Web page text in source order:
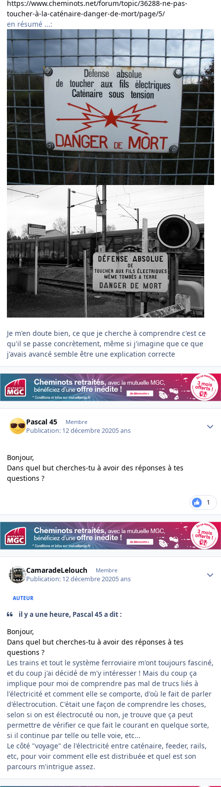
https://www.cheminots.net/forum/topic/36288-ne-pas-
toucher-à-la-caténaire-danger-de-mort/page/5/
en résumé ...:
Je m'en doute bien, ce que je cherche à comprendre c'est ce
qu'il se passe concrètement, même si j'imagine que ce que
j'avais avancé semble être une explication correcte
Pascal 45 Membre
Publication: 12 décembre 20205 ans
Bonjour,
Dans quel but cherches-tu à avoir des réponses à tes
questions ?
1
CamaradeLelouch Membre
Publication: 12 décembre 20205 ans
AUTEUR
il y a une heure, Pascal 45 a dit :
Bonjour,
Dans quel but cherches-tu à avoir des réponses à tes
questions ?
Les trains et tout le système ferroviaire m'ont toujours fasciné,
et du coup j'ai décidé de m'y intéresser ! Mais du coup ça
implique pour moi de comprendre pas mal de trucs liés à
l'électricité et comment elle se comporte, d'où le fait de parler
d'électrocution. C'était une façon de comprendre les choses,
selon si on est électrocuté ou non, je trouve que ça peut
permettre de vérifier ce que fait le courant en quelque sorte,
si il continue par telle ou telle voie, etc...
Le côté "voyage" de l'électricité entre caténaire, feeder, rails,
etc, pour voir comment elle est distribuée et quel est son
parcours m'intrigue assez.